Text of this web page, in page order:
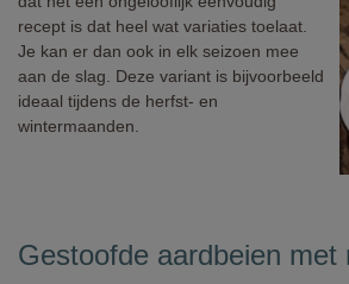
recept is dat heel wat variaties toelaat.
Je kan er dan ook in elk seizoen mee
aan de slag. Deze variant is bijvoorbeeld
ideaal tijdens de herfst- en
wintermaanden.
Gestoofde aardbeien met